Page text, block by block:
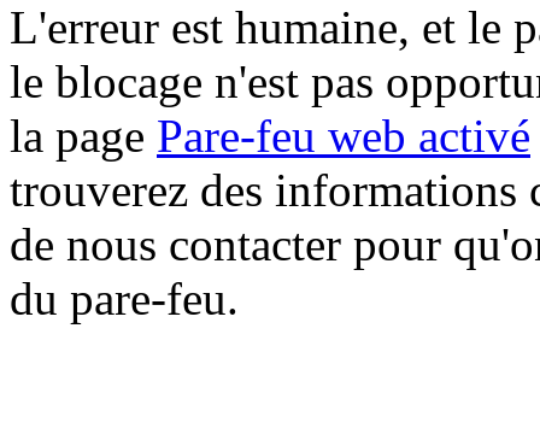
L'erreur est humaine, et le
le blocage n'est pas
la page Pare-feu web activé
trouverez des informations
de nous contacter pour
du pare-feu.